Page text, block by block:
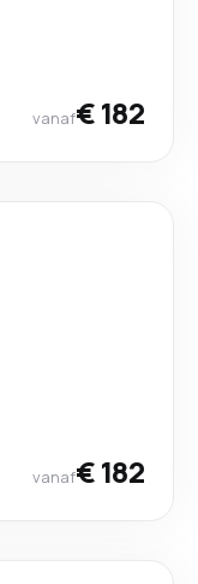
vanaf€ 182
vanaf€ 182